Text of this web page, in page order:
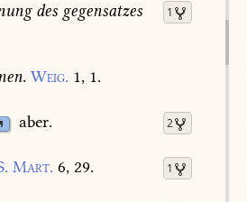
1
des gegensatzes
Weig. 1,1.
2
aber.
1
Mart. 6, 29.